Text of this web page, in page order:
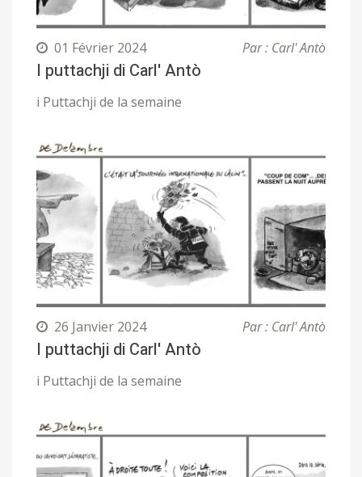
01 Février 2024 Par : Carl' Antò
I puttachji di Carl' Antò
i Puttachji de la semaine
26 Janvier 2024 Par : Carl' Antò
I puttachji di Carl' Antò
i Puttachji de la semaine